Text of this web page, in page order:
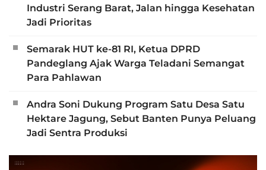
Industri Serang Barat, Jalan hingga Kesehatan
Jadi Prioritas
Semarak HUT ke-81 RI, Ketua DPRD
Pandeglang Ajak Warga Teladani Semangat
Para Pahlawan
Andra Soni Dukung Program Satu Desa Satu
Hektare Jagung, Sebut Banten Punya Peluang
Jadi Sentra Produksi